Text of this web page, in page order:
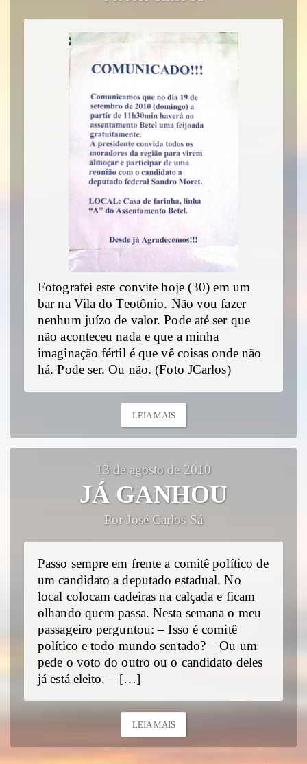
Fotografei este convite hoje (30) em um
bar na Vila do Teotônio. Não vou fazer
nenhum juízo de valor. Pode até ser que
não aconteceu nada e que a minha
imaginação fértil é que vê coisas onde não
há. Pode ser. Ou não. (Foto JCarlos)
LEIA MAIS
13 de agosto de 2010
JÁ GANHOU
Por José Carlos Sá
Passo sempre em frente a comitê político de
um candidato a deputado estadual. No
local colocam cadeiras na calçada e ficam
olhando quem passa. Nesta semana o meu
passageiro perguntou: – Isso é comitê
político e todo mundo sentado? – Ou um
pede o voto do outro ou o candidato deles
já está eleito. – […]
LEIA MAIS